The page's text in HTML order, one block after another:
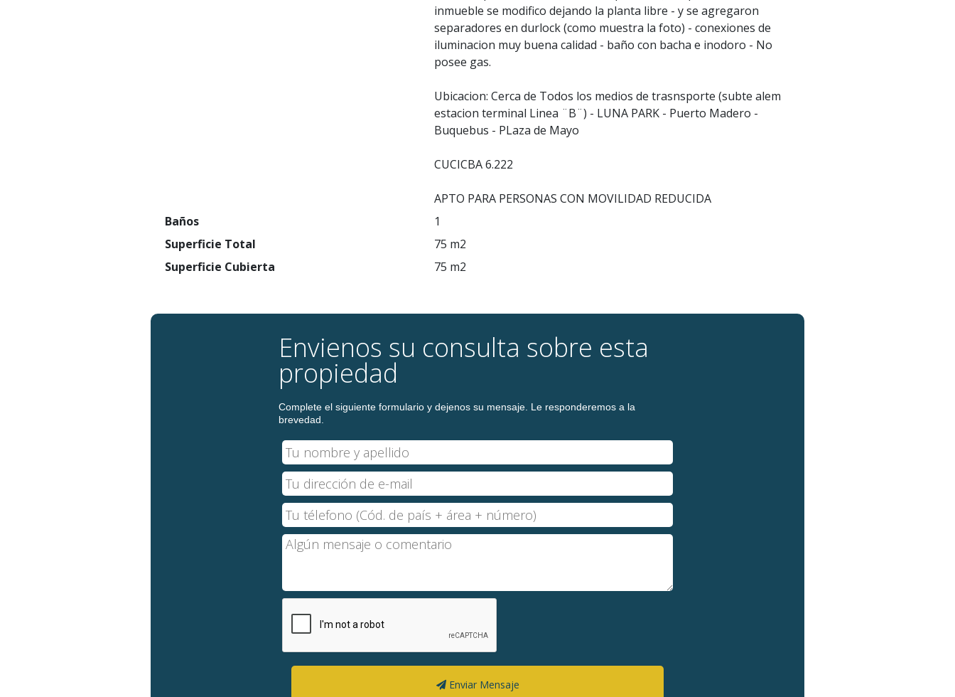
inmueble se modifico dejando la planta libre - y se agregaron
separadores en durlock (como muestra la foto) - conexiones de
iluminacion muy buena calidad - baño con bacha e inodoro - No
posee gas.
Ubicacion: Cerca de Todos los medios de trasnsporte (subte alem
estacion terminal Linea ¨B¨) - LUNA PARK - Puerto Madero -
Buquebus - PLaza de Mayo
CUCICBA 6.222
APTO PARA PERSONAS CON MOVILIDAD REDUCIDA
Baños
1
Superficie Total
75 m2
Superficie Cubierta
75 m2
Envienos su consulta sobre esta
propiedad
Complete el siguiente formulario y dejenos su mensaje. Le responderemos a la
brevedad.
Enviar Mensaje